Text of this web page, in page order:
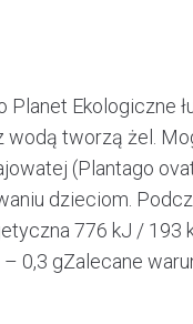
Planet
wodą tworzą żel.
(Plantago
dzieciom.
776 kJ /
0,3 gZalecane